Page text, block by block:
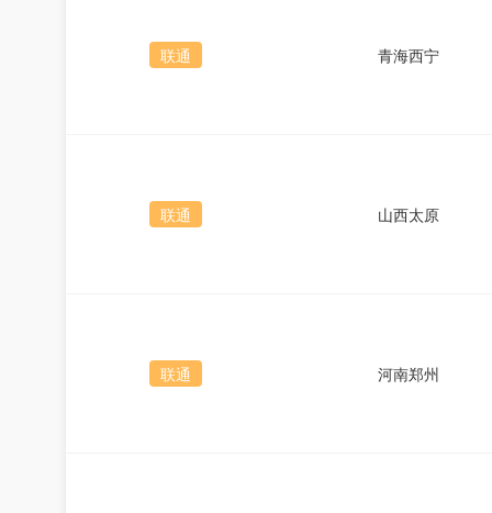
联通 青海西宁
联通 山西太原
联通 河南郑州